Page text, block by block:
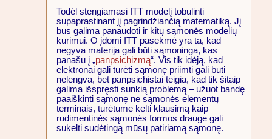
Todėl stengiamasi ITT modelį tobulinti
supaprastinant jį pagrindžiančią matematiką. Jį
bus galima panaudoti ir kitų sąmonės modelių
kūrimui. O įdomi ITT pasekmė yra ta, kad
negyva materija gali būti sąmoninga, kas
panašu į „panpsichizmą“. Vis tik idėją, kad
elektronai gali turėti sąmonę priimti gali būti
nelengva, bet panpsichistai teigia, kad tik šitaip
galima išspręsti sunkią problemą – užuot bandę
paaiškinti sąmonę ne sąmonės elementų
terminais, turėtume kelti klausimą kaip
rudimentinės sąmonės formos drauge gali
sukelti sudėtingą mūsų patiriamą sąmonę.